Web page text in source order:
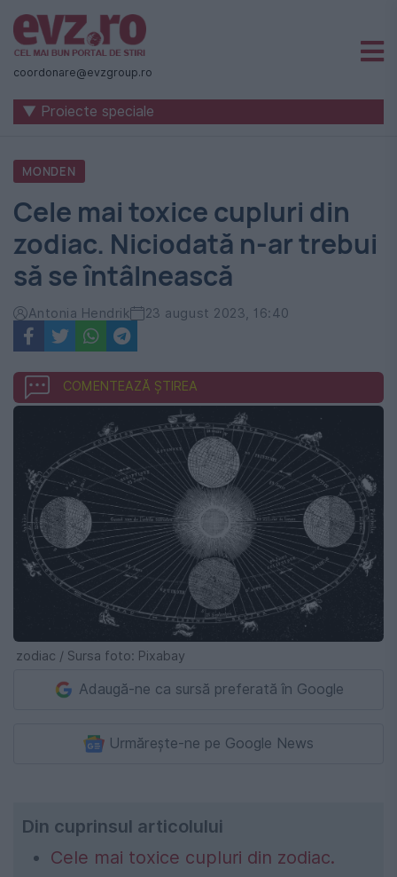
Știri
naționale
internaționale
România
-
Evenimentul
Zilei
coordonare@evzgroup.ro
▼ Proiecte speciale
MONDEN
Cele mai toxice cupluri din
zodiac. Niciodată n-ar trebui
să se întâlnească
Antonia Hendrik 23 august 2023, 16:40
COMENTEAZĂ ȘTIREA
zodiac / Sursa foto: Pixabay
Adaugă-ne ca sursă preferată în Google
Urmărește-ne pe Google News
Din cuprinsul articolului
Cele mai toxice cupluri din zodiac.